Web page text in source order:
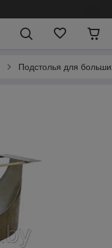
Подстолья для